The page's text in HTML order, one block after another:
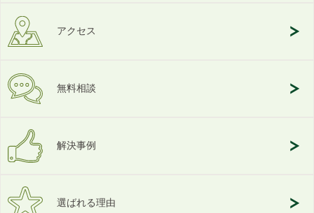
アクセス
無料相談
解決事例
選ばれる理由